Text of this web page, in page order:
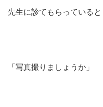
先生に診てもらっていると
「写真撮りましょうか」